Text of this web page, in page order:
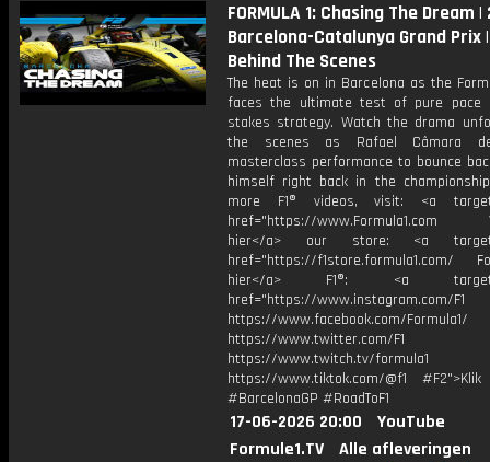
FORMULA 1: Chasing The Dream
Barcelona-Catalunya Grand Prix
Behind The Scenes
The heat is on in Barcelona as the
faces the ultimate test of pure pace
stakes strategy. Watch the drama
the scenes as Rafael Câmara
masterclass performance to bounce
himself right back in the
more F1® videos, visit: <a
href="https://www.Formula1.com
hier</a> our store: <a
href="https://f1store.formula1.com/
hier</a> F1®: <a
href="https://www.instagram.com/F1
https://www.facebook.com/Formula1/
https://www.twitter.com/F1
https://www.twitch.tv/formula1
https://www.tiktok.com/@f1
#BarcelonaGP #RoadToF1
17-06-2026 20:00
YouTube
Formule1.TV
Alle afleveringen